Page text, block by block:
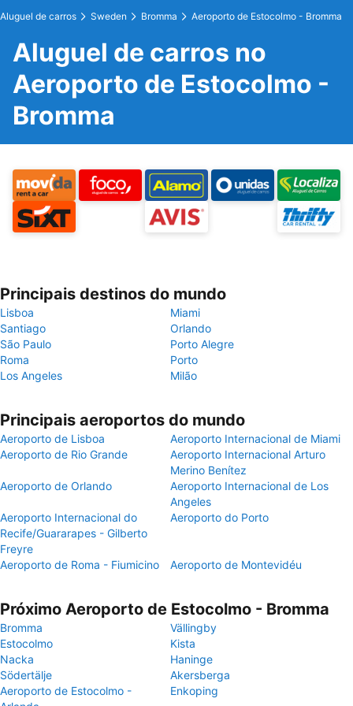
Aluguel de carros Sweden Bromma Aeroporto de Estocolmo - Bromma
Aluguel de carros no
Aeroporto de Estocolmo -
Bromma
Principais destinos do mundo
Lisboa
Miami
Santiago
Orlando
São Paulo
Porto Alegre
Roma
Porto
Los Angeles
Milão
Principais aeroportos do mundo
Aeroporto de Lisboa
Aeroporto Internacional de Miami
Aeroporto de Rio Grande
Aeroporto Internacional Arturo
Merino Benítez
Aeroporto de Orlando
Aeroporto Internacional de Los
Angeles
Aeroporto Internacional do
Recife/Guararapes - Gilberto
Freyre
Aeroporto do Porto
Aeroporto de Roma - Fiumicino Aeroporto de Montevidéu
Próximo Aeroporto de Estocolmo - Bromma
Bromma
Vällingby
Estocolmo
Kista
Nacka
Haninge
Södertälje
Akersberga
Aeroporto de Estocolmo -
Enkoping